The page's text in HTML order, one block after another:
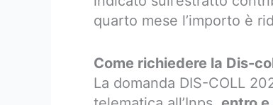
quarto mese l’importo è
Come richiedere la Dis-
La domanda DIS-COLL